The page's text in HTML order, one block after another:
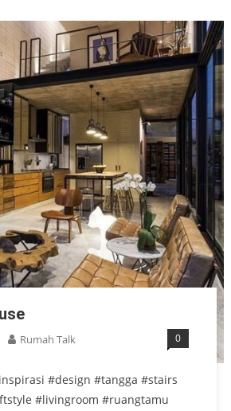
Rumah Talk 0
#design #tangga #stairs
#livingroom #ruangtamu